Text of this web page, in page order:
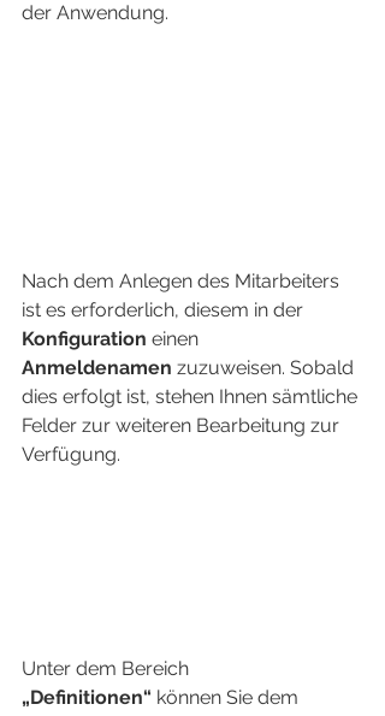
der Anwendung.
Nach dem Anlegen des Mitarbeiters
ist es erforderlich, diesem in der
Konfiguration einen
Anmeldenamen zuzuweisen. Sobald
dies erfolgt ist, stehen Ihnen sämtliche
Felder zur weiteren Bearbeitung zur
Verfügung.
Unter dem Bereich
„Definitionen“ können Sie dem